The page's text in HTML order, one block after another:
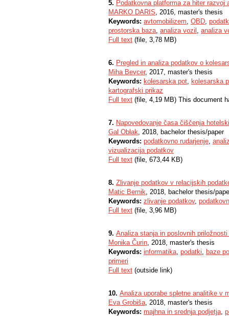
5. Podatkovna platforma za hiter
MARKO DARIS, 2016, master's thesis
Keywords: avtomobilizem, OBD,
prostorska baza, analiza vozil , analiza
Full text (file, 3,78 MB)
6. Pregled in analiza podatkov o
Miha Bevcer, 2017, master's thesis
Keywords: kolesarska pot, kolesarska
kartografski prikaz
Full text (file, 4,19 MB) This document
7. Napovedovanje časa čiščenja
Gal Oblak, 2018, bachelor thesis/paper
Keywords: podatkovno rudarjenje,
vizualizacija podatkov
Full text (file, 673,44 KB)
8. Zlivanje podatkov v relacijskih
Matic Bernik, 2018, bachelor thesis/
Keywords: zlivanje podatkov,
Full text (file, 3,96 MB)
9. Analiza stanja in poslovnih
Monika Čurin, 2018, master's thesis
Keywords: informatika, podatki, baze
primeri
Full text (outside link)
10. Analiza uporabe spletne analitike v
Eva Grobiša, 2018, master's thesis
Keywords: majhna in srednja podjetja,